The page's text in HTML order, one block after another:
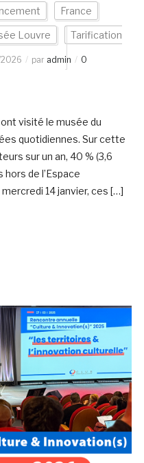
France
Louvre Tarification
par admin
0
visité le musée du
quotidiennes. Sur cette
sur un an, 40 % (3,6
hors de l’Espace
14 janvier, ces […]